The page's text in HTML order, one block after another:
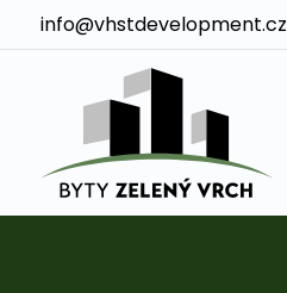
info@vhstdevelopment.cz